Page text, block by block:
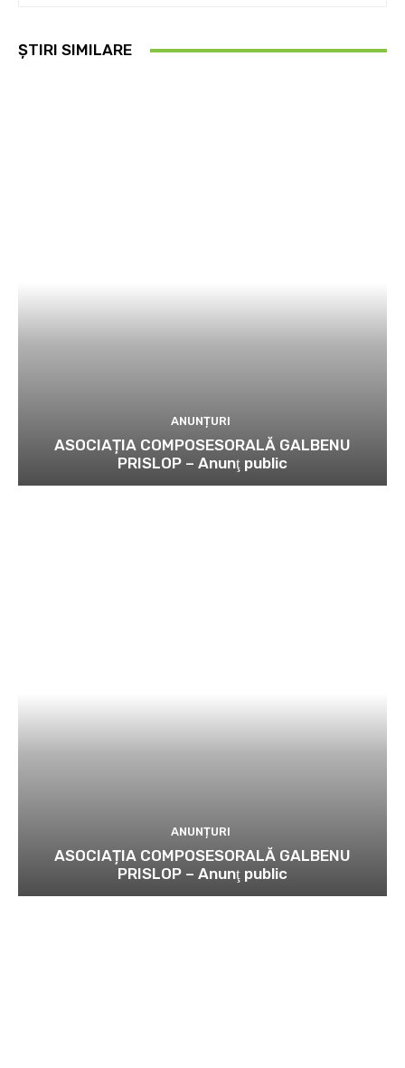
ȘTIRI SIMILARE
ANUNȚURI
ASOCIAȚIA COMPOSESORALĂ GALBENU
PRISLOP – Anunţ public
ANUNȚURI
ASOCIAȚIA COMPOSESORALĂ GALBENU
PRISLOP – Anunţ public